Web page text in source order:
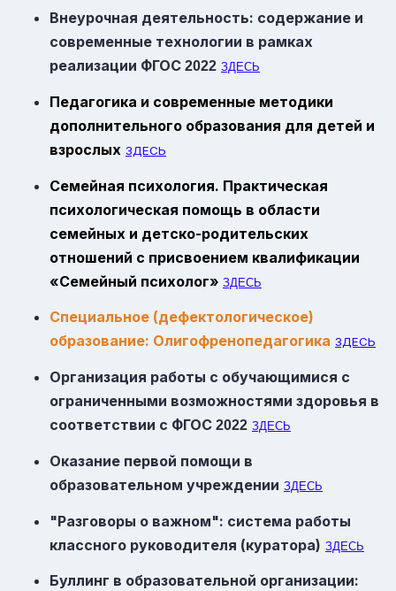
Внеурочная деятельность: содержание и
современные технологии в рамках
реализации ФГОС 2022 ЗДЕСЬ
Педагогика и современные методики
дополнительного образования для детей и
взрослых ЗДЕСЬ
Семейная психология. Практическая
психологическая помощь в области
семейных и детско-родительских
отношений с присвоением квалификации
«Семейный психолог» ЗДЕСЬ
Специальное (дефектологическое)
образование: Олигофренопедагогика ЗДЕСЬ
Организация работы с обучающимися с
ограниченными возможностями здоровья в
соответствии с ФГОС 2022 ЗДЕСЬ
Оказание первой помощи в
образовательном учреждении ЗДЕСЬ
"Разговоры о важном": система работы
классного руководителя (куратора) ЗДЕСЬ
Буллинг в образовательной организации: